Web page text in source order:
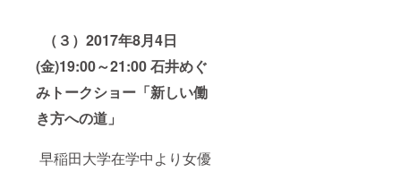
（３）2017年8月4日
(金)19:00～21:00 石井めぐ
みトークショー「新しい働
き方への道」
早稲田大学在学中より女優